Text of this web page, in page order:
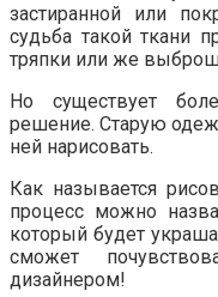
застиранной или
судьба такой ткани
тряпки или же
Но существует
решение. Старую
ней нарисовать.
Как называется
процесс можно
который будет
сможет
дизайнером!